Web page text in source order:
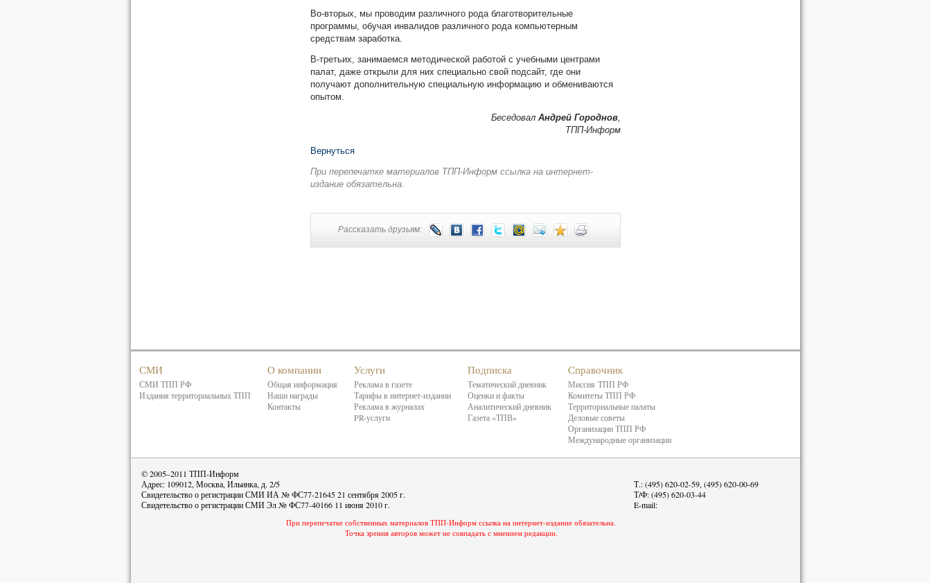
Во-вторых, мы проводим различного рода благотворительные
программы, обучая инвалидов различного рода компьютерным
средствам заработка.
В-третьих, занимаемся методической работой с учебными центрами
палат, даже открыли для них специально свой подсайт, где они
получают дополнительную специальную информацию и обмениваются
опытом.
Беседовал Андрей Городнов,
ТПП-Информ
Вернуться
При перепечатке материалов ТПП-Информ ссылка на интернет-
издание обязательна.
Рассказать друзьям:
СМИ
СМИ ТПП РФ
Издания территориальных ТПП
О компании
Общая информация
Наши награды
Контакты
Услуги
Реклама в газете
Тарифы в интернет-издании
Реклама в журналах
PR-услуги
Подписка
Тематический дневник
Оценки и факты
Аналитический дневник
Газета «ТПВ»
Справочник
Миссия ТПП РФ
Комитеты ТПП РФ
Территориальные палаты
Деловые советы
Организации ТПП РФ
Международные организации
© 2005–2011 ТПП-Информ
Адрес: 109012, Москва, Ильинка, д. 2/5
Свидетельство о регистрации СМИ ИА № ФС77-21645 21 сентября 2005 г.
Свидетельство о регистрации СМИ Эл № ФС77-40166 11 июня 2010 г.
Т.: (495) 620-02-59, (495) 620-00-69
Т/Ф: (495) 620-03-44
E-mail:
При перепечатке собственных материалов ТПП-Информ ссылка на интернет-издание обязательна.
Точка зрения авторов может не совпадать с мнением редакции.